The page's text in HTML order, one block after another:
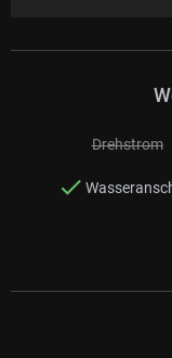
Drehstrom